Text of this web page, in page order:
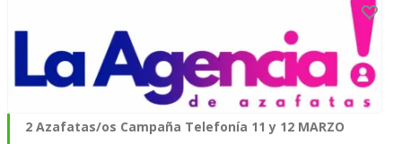
2 Azafatas/os Campaña Telefonía 11 y 12 MARZO